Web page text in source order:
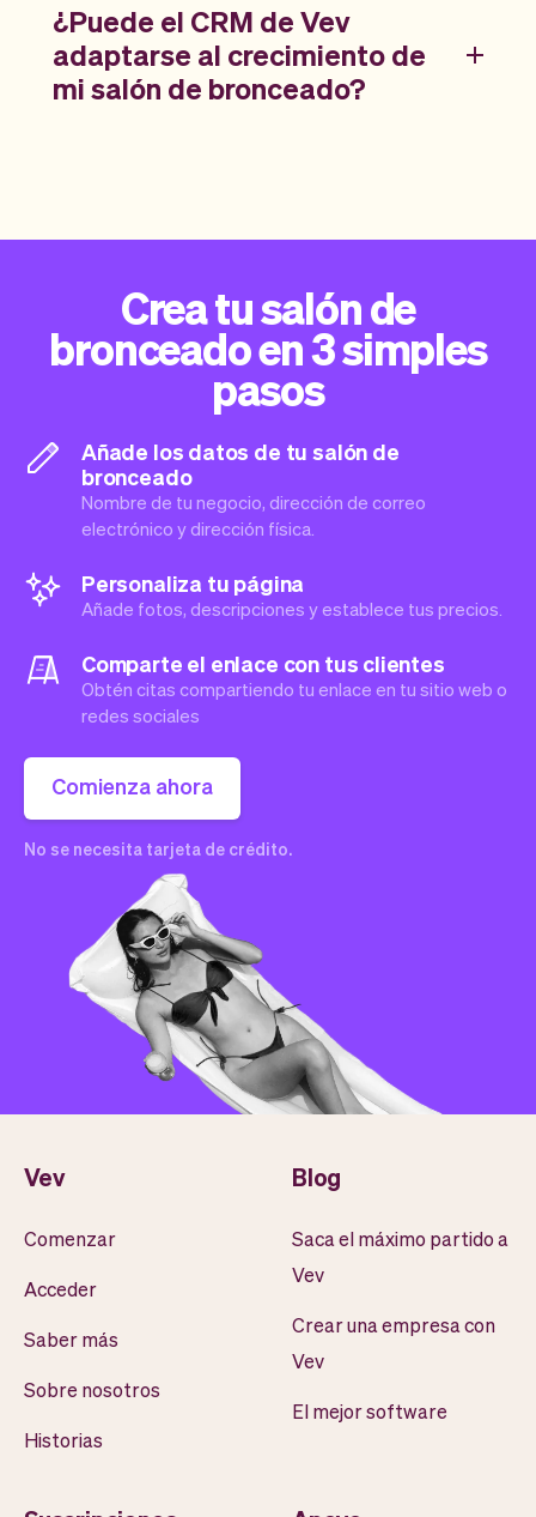
¿Puede el CRM de Vev
adaptarse al crecimiento de
mi salón de bronceado?
Crea tu salón de
bronceado en 3 simples
pasos
Añade los datos de tu salón de
bronceado
Nombre de tu negocio, dirección de correo
electrónico y dirección física.
Personaliza tu página
Añade fotos, descripciones y establece tus precios.
Comparte el enlace con tus clientes
Obtén citas compartiendo tu enlace en tu sitio web o
redes sociales
Comienza ahora
No se necesita tarjeta de crédito.
Vev
Comenzar
Acceder
Saber más
Sobre nosotros
Historias
Blog
Saca el máximo partido a
Vev
Crear una empresa con
Vev
El mejor software